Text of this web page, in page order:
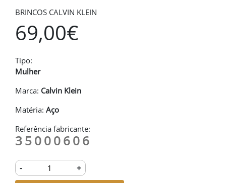
BRINCOS CALVIN KLEIN
69,00€
Tipo:
Mulher
Marca: Calvin Klein
Matéria: Aço
Referência fabricante:
35000606
- +